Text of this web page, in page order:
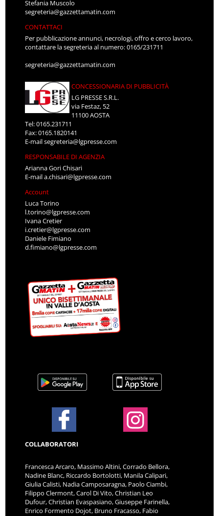
Stefania Muscolo
segreteria@gazzettamatin.com
CONTATTACI
Per pubblicazione annunci, necrologi, offro e cerco lavoro,
contattare la segreteria al numero: 0165/231711
segreteria@gazzettamatin.com
CONCESSIONARIA DI PUBBLICITÀ
LG PRESSE S.R.L.
via Festaz, 52
11100 AOSTA
Tel: 0165.231711
Fax: 0165.1820141
E-mailsegreteria@lgpresse.com
RESPONSABILE DI AGENZIA
Arianna Gori Chisari
E-maila.chisari@lgpresse.com
Account
Luca Torino
l.torino@lgpresse.com
Ivana Cretier
i.cretier@lgpresse.com
Daniele Fimiano
d.fimiano@lgpresse.com
COLLABORATORI
Francesca Arcaro, Massimo Altini, Corrado Bellora,
Nadine Blanc, Riccardo Bortolotti, Manila Calipari,
Giulia Calisti, Nadia Camposaragna, Paolo Ciambi,
Filippo Clermont, Carol Di Vito, Christian Leo
Dufour, Christian Evaspasiano, Giuseppe Farinella,
Enrico Formento Dojot, Bruno Fracasso, Fabio